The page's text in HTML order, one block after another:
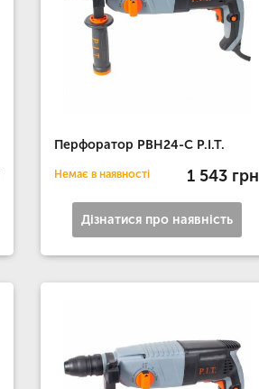
Перфоратор РВН24-C P.I.T.
Немає в наявності 1 543 грн
Дізнатися про наявність